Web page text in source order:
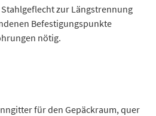
zur Längstrennung
Befestigungspunkte
nötig.
für den Gepäckraum, quer